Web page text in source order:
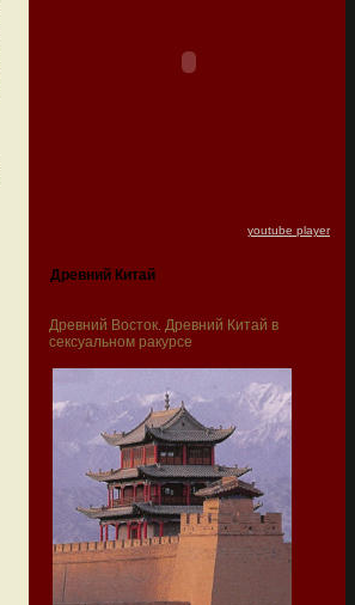
youtube player
Древний Китай
Древний Восток. Древний Китай в
сексуальном ракурсе